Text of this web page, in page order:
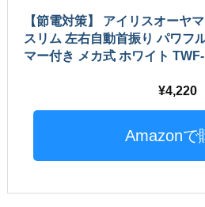
【節電対策】 アイリスオーヤ
スリム 左右自動首振り パワフ
マー付き メカ式 ホワイト
4,220